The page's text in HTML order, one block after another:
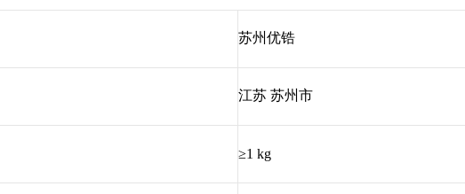
苏州优锆
江苏 苏州市
≥1 kg